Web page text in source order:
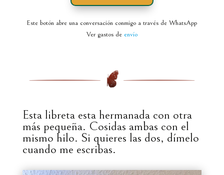
Este botón abre una conversación conmigo a través de WhatsApp
Ver gastos de envío
Esta libreta esta hermanada con otra
más pequeña. Cosidas ambas con el
mismo hilo. Si quieres las dos, dímelo
cuando me escribas.